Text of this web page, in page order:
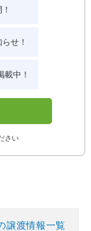
せ！
載中！
さい
譲渡情報一覧